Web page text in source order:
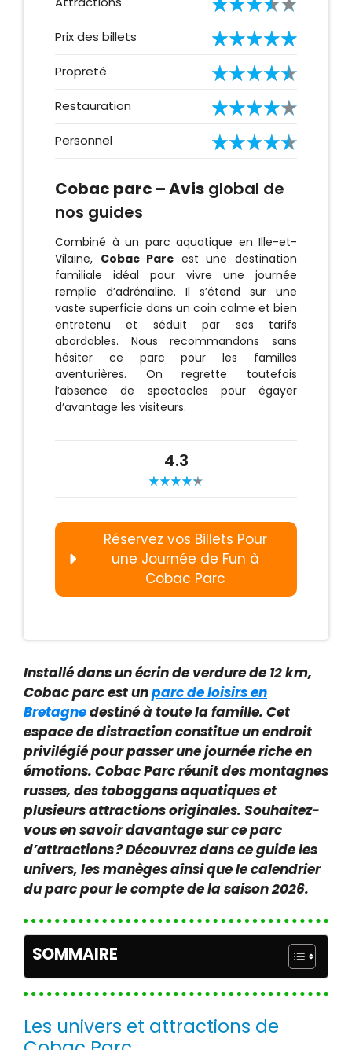
Prix des billets
Propreté
Restauration
Personnel
Cobac parc – Avis global de
nos guides
Combiné à un parc aquatique en Ille-et-
Vilaine, Cobac Parc est une destination
familiale idéal pour vivre une journée
remplie d’adrénaline. Il s’étend sur une
vaste superficie dans un coin calme et bien
entretenu et séduit par ses tarifs
abordables. Nous recommandons sans
hésiter ce parc pour les familles
aventurières. On regrette toutefois
l’absence de spectacles pour égayer
d’avantage les visiteurs.
4.3
Réservez vos Billets Pour
une Journée de Fun à
Cobac Parc
Installé dans un écrin de verdure de 12 km,
Cobac parc est unparc de loisirs en
Bretagnedestiné à toute la famille. Cet
espace de distraction constitue un endroit
privilégié pour passer une journée riche en
émotions. Cobac Parc réunit des montagnes
russes, des toboggans aquatiques et
plusieurs attractions originales. Souhaitez-
vous en savoir davantage sur ce parc
d’attractions ? Découvrez dans ce guide les
univers, les manèges ainsi que le calendrier
du parc pour le compte de la saison 2026.
SOMMAIRE
Les univers et attractions de